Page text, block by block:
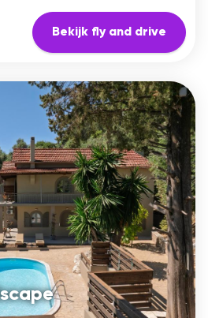
Bekijk fly and drive